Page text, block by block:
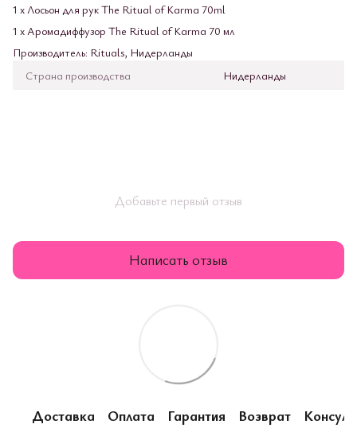
1 х Лосьон для рук The Ritual of Karma 70ml
1 х Аромадиффузор The Ritual of Karma 70 мл
Производитель: Rituals, Нидерланды
Страна производства
Нидерланды
Добавьте первый отзыв
Написать отзыв
Доставка Оплата Гарантия Возврат